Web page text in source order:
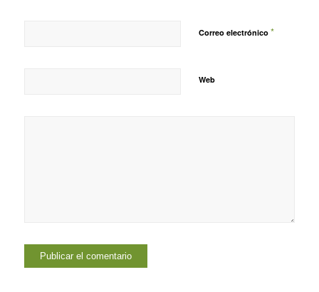
Correo electrónico *
Web